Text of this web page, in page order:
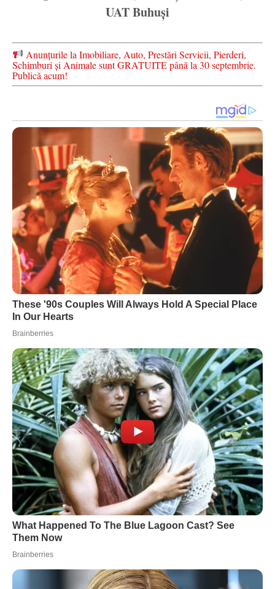
UAT Buhuși
Anunțurile la Imobiliare, Auto, Prestări Servicii, Pierderi,
Schimburi și Animale sunt GRATUITE până la 30 septembrie.
Publică acum!